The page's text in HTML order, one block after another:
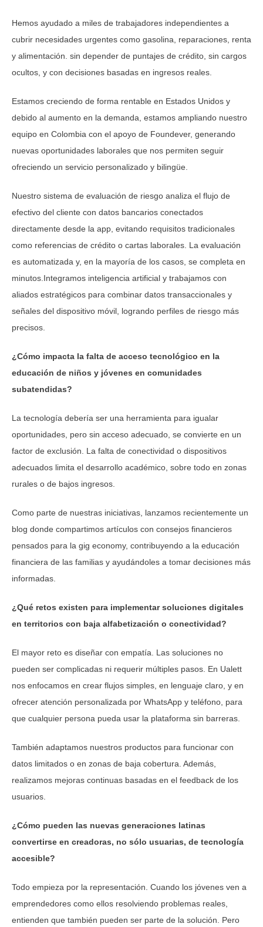
Hemos ayudado a miles de trabajadores independientes a
cubrir necesidades urgentes como gasolina, reparaciones, renta
y alimentación. sin depender de puntajes de crédito, sin cargos
ocultos, y con decisiones basadas en ingresos reales.
Estamos creciendo de forma rentable en Estados Unidos y
debido al aumento en la demanda, estamos ampliando nuestro
equipo en Colombia con el apoyo de Foundever, generando
nuevas oportunidades laborales que nos permiten seguir
ofreciendo un servicio personalizado y bilingüe.
Nuestro sistema de evaluación de riesgo analiza el flujo de
efectivo del cliente con datos bancarios conectados
directamente desde la app, evitando requisitos tradicionales
como referencias de crédito o cartas laborales. La evaluación
es automatizada y, en la mayoría de los casos, se completa en
minutos.Integramos inteligencia artificial y trabajamos con
aliados estratégicos para combinar datos transaccionales y
señales del dispositivo móvil, logrando perfiles de riesgo más
precisos.
¿Cómo impacta la falta de acceso tecnológico en la
educación de niños y jóvenes en comunidades
subatendidas?
La tecnología debería ser una herramienta para igualar
oportunidades, pero sin acceso adecuado, se convierte en un
factor de exclusión. La falta de conectividad o dispositivos
adecuados limita el desarrollo académico, sobre todo en zonas
rurales o de bajos ingresos.
Como parte de nuestras iniciativas, lanzamos recientemente un
blog donde compartimos artículos con consejos financieros
pensados para la gig economy, contribuyendo a la educación
financiera de las familias y ayudándoles a tomar decisiones más
informadas.
¿Qué retos existen para implementar soluciones digitales
en territorios con baja alfabetización o conectividad?
El mayor reto es diseñar con empatía. Las soluciones no
pueden ser complicadas ni requerir múltiples pasos. En Ualett
nos enfocamos en crear flujos simples, en lenguaje claro, y en
ofrecer atención personalizada por WhatsApp y teléfono, para
que cualquier persona pueda usar la plataforma sin barreras.
También adaptamos nuestros productos para funcionar con
datos limitados o en zonas de baja cobertura. Además,
realizamos mejoras continuas basadas en el feedback de los
usuarios.
¿Cómo pueden las nuevas generaciones latinas
convertirse en creadoras, no sólo usuarias, de tecnología
accesible?
Todo empieza por la representación. Cuando los jóvenes ven a
emprendedores como ellos resolviendo problemas reales,
entienden que también pueden ser parte de la solución. Pero